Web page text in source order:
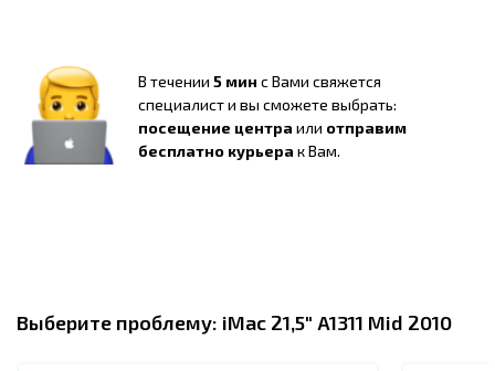
В течении 5 мин с Вами свяжется
специалист и вы сможете выбрать:
посещение центра или отправим
бесплатно курьера к Вам.
Выберите проблему: iMac 21,5" A1311 Mid 2010